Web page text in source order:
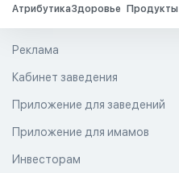
АтрибутикаЗдоровье Продукты
Реклама
Кабинет заведения
Приложение для заведений
Приложение для имамов
Инвесторам